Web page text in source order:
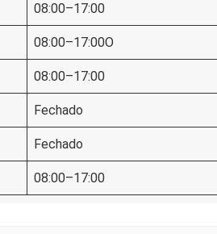
08:00–17:00
08:00–17:00O
08:00–17:00
Fechado
Fechado
08:00–17:00